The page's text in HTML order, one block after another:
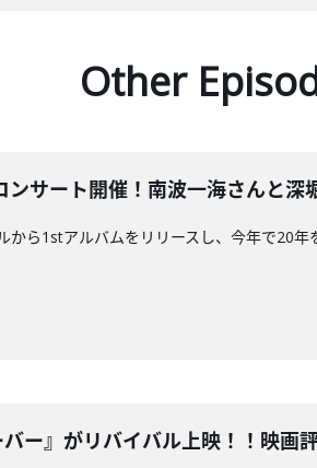
Other
ンサート開催！南波一海さんと
から1stアルバムをリリースし、今年で20
ー』がリバイバル上映！！映